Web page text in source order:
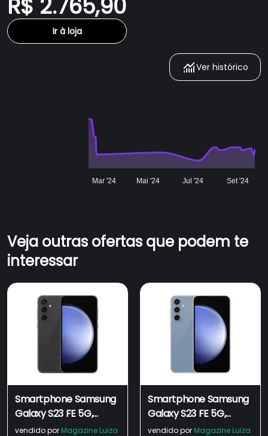
R$ 2.765,90
Ir à loja
Ver histórico
Mar '24 Mai '24 Jul '24 Set '24
Veja outras ofertas que podem te
interessar
Smartphone Samsung
Galaxy S23 FE 5G,
256GB, 8GB RAM,
vendido por Magazine Luiza
Smartphone Samsung
Galaxy S23 FE 5G,
256GB, 8GB RAM,
vendido por Magazine Luiza